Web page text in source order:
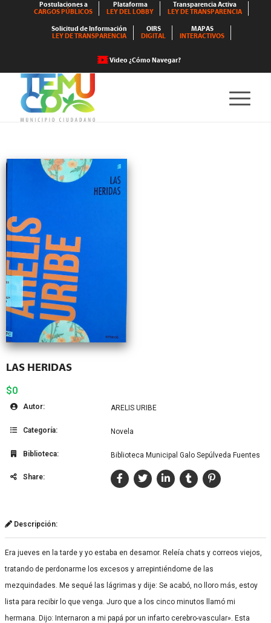
Postulaciones a
CARGOS PÚBLICOS
Plataforma
LEY DEL LOBBY
Transparencia Activa
LEY DE TRANSPARENCIA
Solicitud de Información
LEY DE TRANSPARENCIA
OIRS
DIGITAL
MAPAS
INTERACTIVOS
Video ¿Cómo Navegar?
LAS HERIDAS
$0
Autor: ARELIS URIBE
Categoría: Novela
Biblioteca: Biblioteca Municipal Galo Sepúlveda Fuentes
Share:
Descripción:
Era jueves en la tarde y yo estaba en desamor. Releía chats y correos viejos,
tratando de perdonarme los excesos y arrepintiéndome de las
mezquindades. Me sequé las lágrimas y dije: Se acabó, no lloro más, estoy
lista para recibir lo que venga. Juro que a los cinco minutos llamó mi
hermana. Dijo: Internaron a mi papá por un infarto cerebro-vascular». Esta